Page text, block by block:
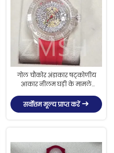
गोल चौकोर अंडाकार षट्कोणीय
आकार नीलम घड़ी के मामले
सर्वोत्तम मूल्य प्राप्त करें